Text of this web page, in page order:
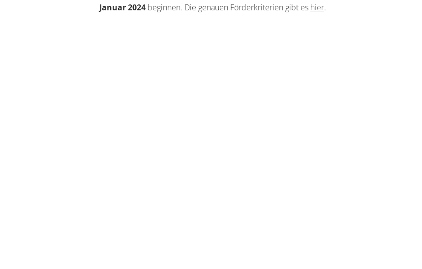
Januar 2024 beginnen. Die genauen Förderkriterien gibt es hier.